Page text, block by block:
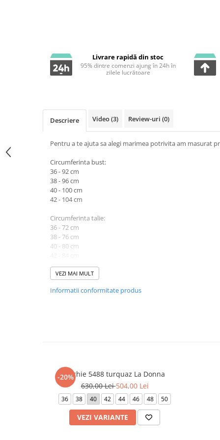
Livrare rapidă din stoc
95% dintre comenzi ajung în 24h în
zilele lucrătoare
Descriere Video(3) Review-uri (0)
Pentru a te ajuta sa alegi marimea potrivita am masurat
Circumferinta bust:
36 - 92 cm
38 - 96 cm
40 - 100 cm
42 - 104 cm
Circumferinta talie:
36 - 72 cm
38 - 76 cm
40 - 80 cm
Lungime produs cuprinsa intre 152 cm (marimea 36) si 154
Atentie! Nuanta produsului poate diferi usor, in functie de
VEZI MAI MULT
Informatii conformitate produs
-20%
Rochie 5488 turquaz La Donna
630,00 Lei504,00 Lei
36 38 40 42 44 46 48 50
VEZI VARIANTE